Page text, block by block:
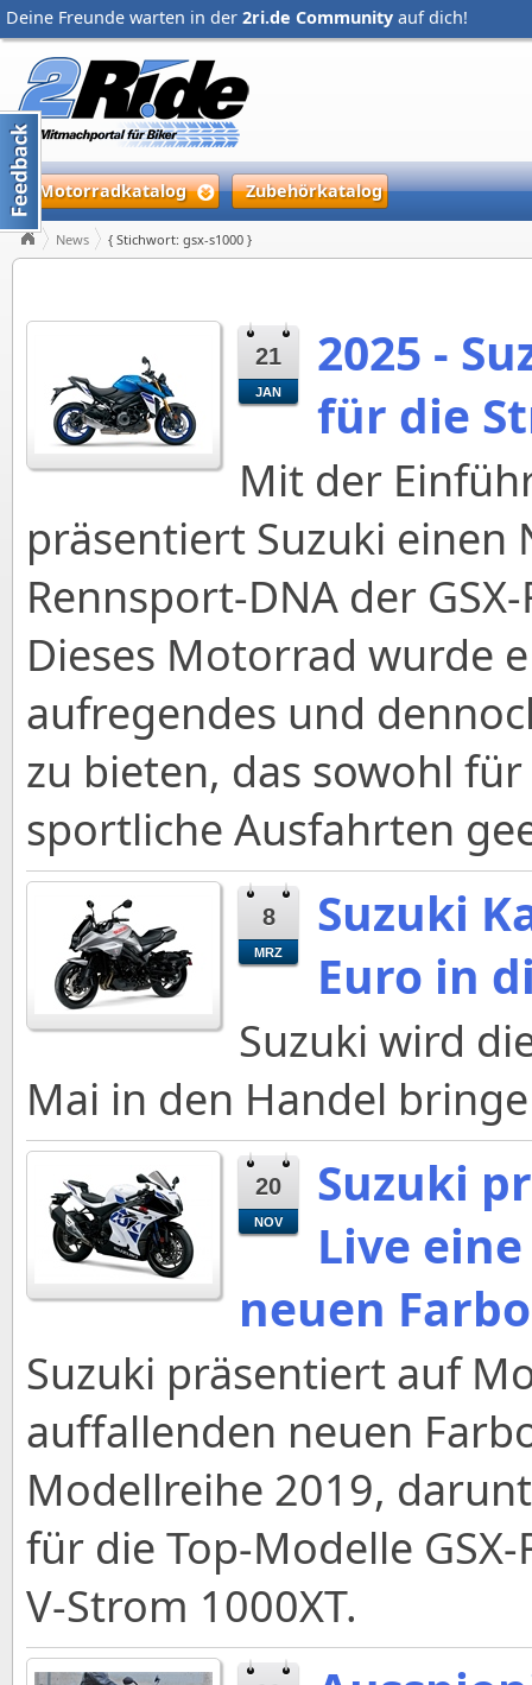
Deine Freunde warten in der 2ri.de Community auf dich!
Motorradkatalog Zubehörkatalog
News { Stichwort: gsx-s1000 }
21
JAN
2025 -
für die
Mit der
präsentiert Suzuki einen
Rennsport-DNA der
Dieses Motorrad wurde
aufregendes und
zu bieten, das sowohl
sportliche Ausfahrten
8
MRZ
Suzuki
Euro in
Suzuki wird
Mai in den Handel
20
NOV
Suzuki
Live
neuen
Suzuki präsentiert auf
auffallenden neuen
Modellreihe 2019,
für die Top-Modelle
V-Strom 1000XT.